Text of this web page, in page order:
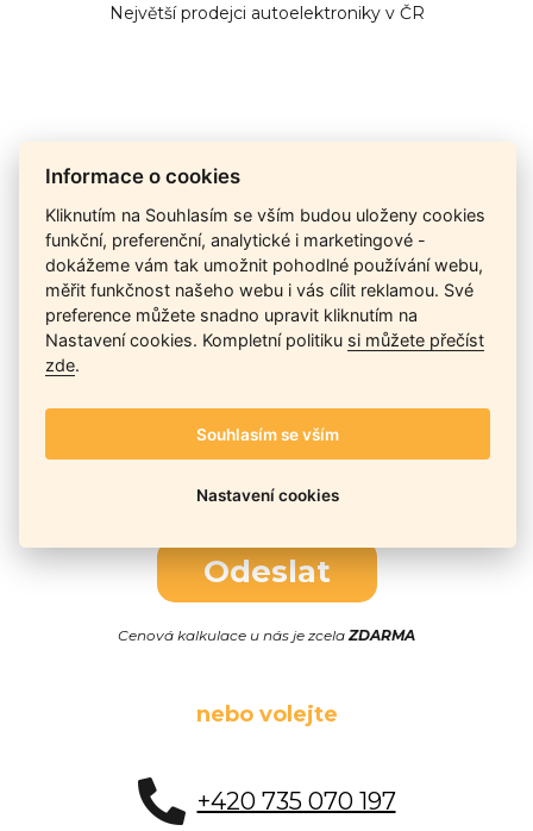
Největší prodejci autoelektroniky v ČR
Cena na dotaz
Ceny závisí na množství kusů skladem, dostupnosti náhrad,
výkonnosti a atypičnosti daného modelu. Pokusíme se
nabídnoutaktuálněnejlepší cenu, a Vy si vyberete, co je pro
Vás nejvýhodnější.
Telefon / Email
Odeslat
Cenová kalkulace u nás je zcelaZDARMA
nebo volejte
+420 735 070 197
Informace o cookies
Kliknutím na Souhlasím se vším budou uloženy cookies
funkční, preferenční, analytické i marketingové -
dokážeme vám tak umožnit pohodlné používání webu,
měřit funkčnost našeho webu i vás cílit reklamou. Své
preference můžete snadno upravit kliknutím na
Nastavení cookies. Kompletní politiku si můžete přečíst
zde.
Souhlasím se vším
Nastavení cookies